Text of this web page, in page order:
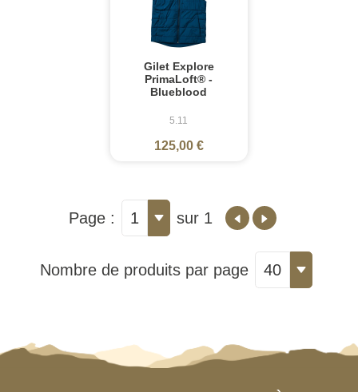
Gilet Explore
PrimaLoft® -
Blueblood
5.11
125,00 €
Page : 1 sur 1
Nombre de produits par page 40